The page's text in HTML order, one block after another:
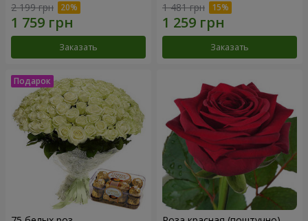
2 199 грн
Заказать
1 481 грн
Заказать